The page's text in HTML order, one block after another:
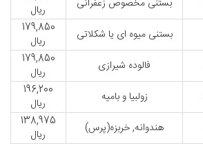
بستنی مخصوص زعفرانی
ریال
بستنی میوه ای یا شکلاتی
179,850
ریال
فالوده شیرازی
179,850
ریال
زولبیا و بامیه
196,200
ریال
هندوانه, خربزه(پرس)
138,975
ریال